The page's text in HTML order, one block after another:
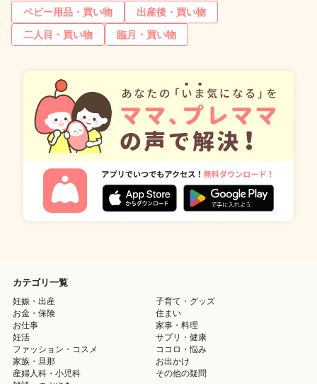
ベビー用品・買い物
出産後・買い物
二人目・買い物
臨月・買い物
カテゴリ一覧
妊娠・出産
子育て・グッズ
お金・保険
住まい
お仕事
家事・料理
妊活
サプリ・健康
ファッション・コスメ
ココロ・悩み
家族・旦那
お出かけ
産婦人科・小児科
その他の疑問